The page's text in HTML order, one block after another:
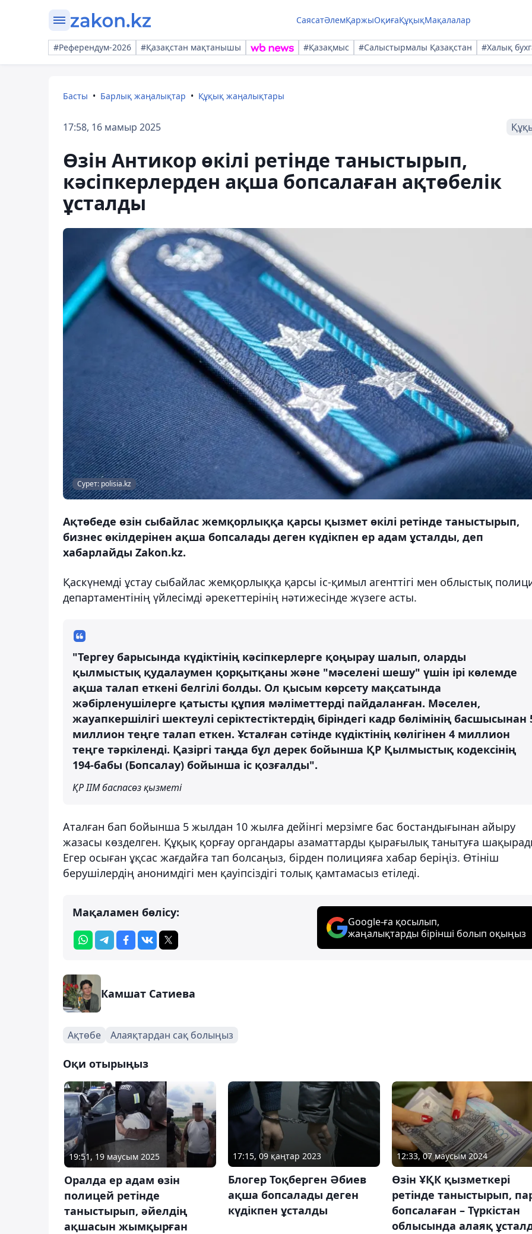
СаясатӘлемҚаржыОқиғаҚұқықМақалалар
#Референдум-2026 #Қазақстан мақтанышы #Қазақмыс #Салыстырмалы Қазақстан #Халық
Басты Барлық жаңалықтар Құқық жаңалықтары
17:58, 16 мамыр 2025
Өзін Антикор өкілі ретінде таныстырып,
кәсіпкерлерден ақша бопсалаған ақтөбелік
ұсталды
Сурет: polisia.kz
Ақтөбеде өзін сыбайлас жемқорлыққа қарсы қызмет өкілі ретінде таныстырып,
бизнес өкілдерінен ақша бопсалады деген күдікпен ер адам ұсталды, деп
хабарлайды Zakon.kz.
Қаскүнемді ұстау сыбайлас жемқорлыққа қарсы іс-қимыл агенттігі мен облыстық
департаментінің үйлесімді әрекеттерінің нәтижесінде жүзеге асты.
"Тергеу барысында күдіктінің кәсіпкерлерге қоңырау шалып, оларды
қылмыстық қудалаумен қорқытқаны және "мәселені шешу" үшін ірі көлемде
ақша талап еткені белгілі болды. Ол қысым көрсету мақсатында
жәбірленушілерге қатысты құпия мәліметтерді пайдаланған. Мәселен,
жауапкершілігі шектеулі серіктестіктердің біріндегі кадр бөлімінің басшысынан
миллион теңге талап еткен. Ұсталған сәтінде күдіктінің көлігінен 4 миллион
теңге тәркіленді. Қазіргі таңда бұл дерек бойынша ҚР Қылмыстық кодексінің
194-бабы (Бопсалау) бойынша іс қозғалды".
ҚР ІІМ баспасөз қызметі
Аталған бап бойынша 5 жылдан 10 жылға дейінгі мерзімге бас бостандығынан айыру
жазасы көзделген. Құқық қорғау органдары азаматтарды қырағылық танытуға
Егер осыған ұқсас жағдайға тап болсаңыз, бірден полицияға хабар беріңіз. Өтініш
берушілердің анонимдігі мен қауіпсіздігі толық қамтамасыз етіледі.
Мақаламен бөлісу:
Google-ға қосылып,
жаңалықтарды бірінші болып оқыңыз
Камшат Сатиева
Ақтөбе Алаяқтардан сақ болыңыз
Оқи отырыңыз
19:51, 19 маусым 2025
Оралда ер адам өзін
полицей ретінде
таныстырып, әйелдің
ақшасын жымқырған
17:15, 09 қаңтар 2023
Блогер Тоқберген Әбиев
ақша бопсалады деген
күдікпен ұсталды
12:33, 07 маусым 2024
Өзін ҰҚК қызметкері
ретінде таныстырып,
бопсалаған – Түркістан
облысында алаяқ